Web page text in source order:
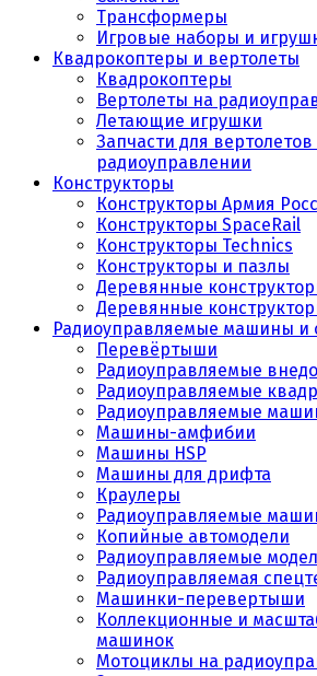
Трансформеры
Игровые наборы и
Квадрокоптеры и вертолеты
Квадрокоптеры
Вертолеты на
Летающие игрушки
Запчасти для
радиоуправлении
Конструкторы
Конструкторы Армия
Конструкторы SpaceRail
Конструкторы Technics
Конструкторы и пазлы
Деревянные
Деревянные
Радиоуправляемые машины и
Перевёртыши
Радиоуправляемые
Радиоуправляемые
Радиоуправляемые
Машины-амфибии
Машины HSP
Машины для дрифта
Краулеры
Радиоуправляемые
Копийные автомодели
Радиоуправляемые
Радиоуправляемая
Машинки-перевертыши
Коллекционные и
машинок
Мотоциклы на